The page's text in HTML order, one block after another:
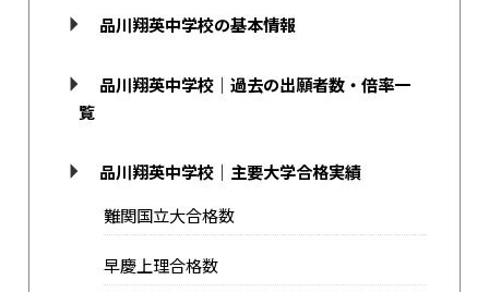
品川翔英中学校の基本情報
品川翔英中学校｜過去の出願者数・倍率一
覧
品川翔英中学校｜主要大学合格実績
難関国立大合格数
早慶上理合格数